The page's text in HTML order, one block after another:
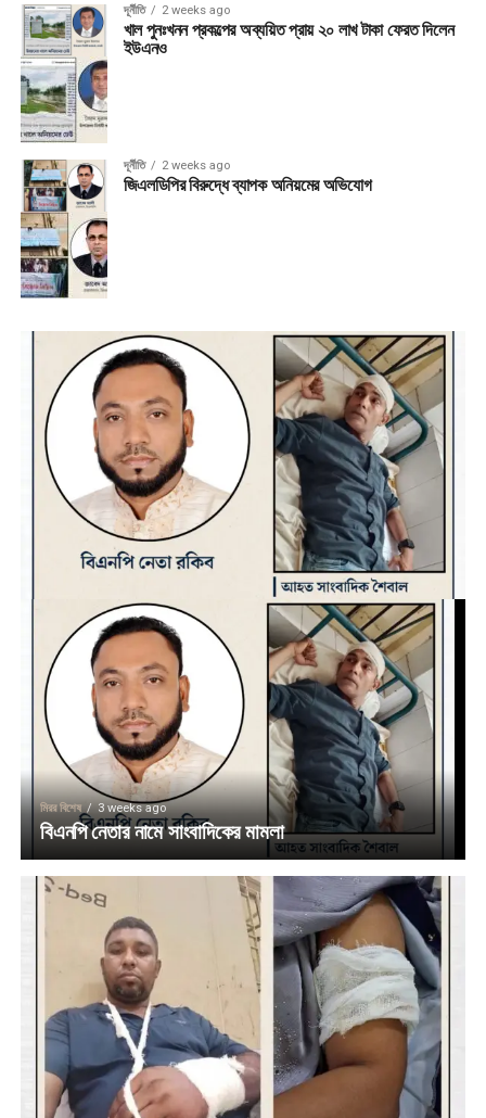
দূর্নীতি 2 weeks ago
খাল পুনঃখনন প্রকল্পের অব্যয়িত প্রায় ২০ লাখ টাকা ফেরত দিলেন
ইউএনও
দূর্নীতি 2 weeks ago
জিএলডিপির বিরুদ্ধে ব্যাপক অনিয়মের অভিযোগ
মিরর বিশেষ 3 weeks ago
বিএনপি নেতার নামে সাংবাদিকের মামলা